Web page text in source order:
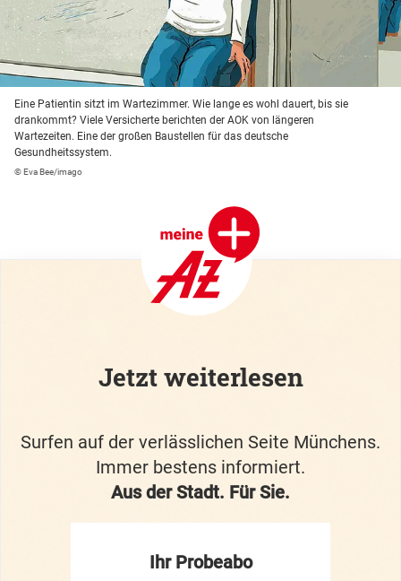
Eine Patientin sitzt im Wartezimmer. Wie lange es wohl dauert, bis sie
drankommt? Viele Versicherte berichten der AOK von längeren
Wartezeiten. Eine der großen Baustellen für das deutsche
Gesundheitssystem.
© Eva Bee/imago
Jetzt weiterlesen
Surfen auf der verlässlichen Seite Münchens.
Immer bestens informiert.
Aus der Stadt. Für Sie.
Ihr Probeabo